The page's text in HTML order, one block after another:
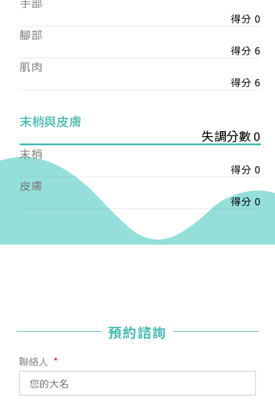
得分 0
腳部
得分 6
肌肉
得分 6
末梢與皮膚
失調分數 0
末梢
得分 0
皮膚
得分 0
預約諮詢
聯絡人
會審核通過後即通知您進行繳費，繳費資訊如下
【會費】
個人會員:
入會費新臺幣1200元，於會員入會時繳納；常年會
費1200元，於每年度繳納。
費3000元，於每年度繳納。
戶名: 社團法人台灣自律神經健康培訓暨發展協會
帳號: 003-03-501566-2
銀行: (013) 國泰世華 南京東路分行